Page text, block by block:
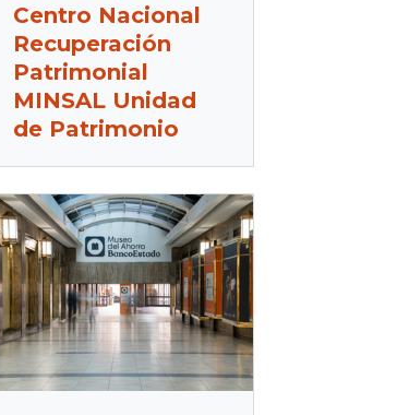
Centro Nacional
Recuperación
Patrimonial
MINSAL Unidad
de Patrimonio